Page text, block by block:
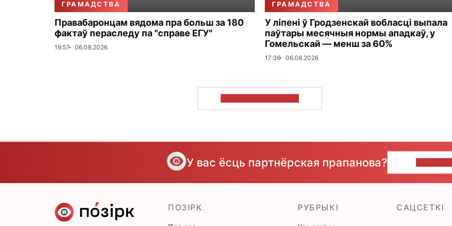
ГРАМАДСТВА
Правабаронцам вядома пра больш за 180
фактаў пераследу па "справе ЕГУ"
19:57 06.08.2026
ГРАМАДСТВА
У ліпені ў Гродзенскай вобласці выпала
паўтары месячныя нормы ападкаў, у
Гомельскай — менш за 60%
17:36 06.08.2026
У вас ёсць партнёрская прапанова?
ПОЗІРК РУБРЫКІ САЦСЕТКІ